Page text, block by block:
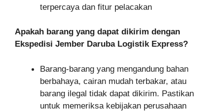
terpercaya dan fitur pelacakan
Apakah barang yang dapat dikirim dengan
Ekspedisi Jember Daruba Logistik Express?
Barang-barang yang mengandung bahan
berbahaya, cairan mudah terbakar, atau
barang ilegal tidak dapat dikirim. Pastikan
untuk memeriksa kebijakan perusahaan